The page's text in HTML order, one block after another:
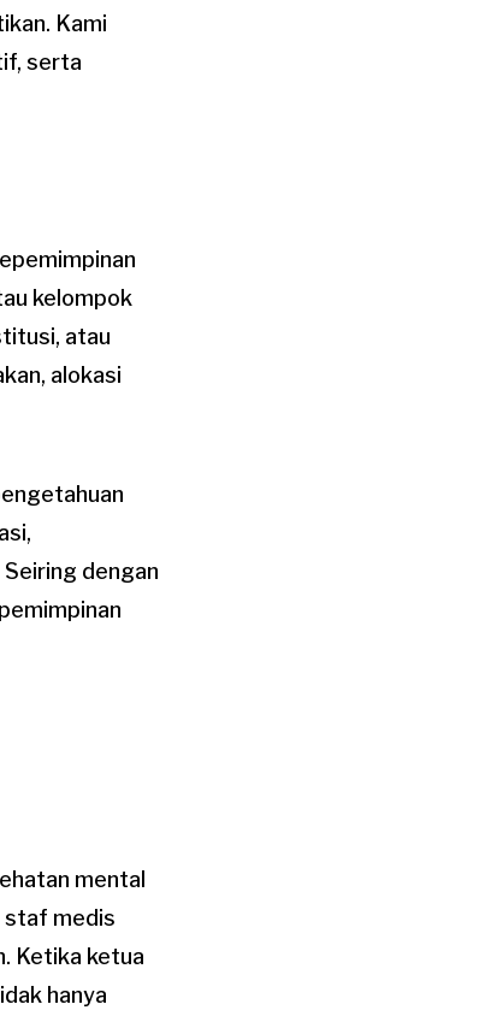
Kami
serta
kelompok
atau
alokasi
dengan
mental
staf medis
Ketika ketua
hanya